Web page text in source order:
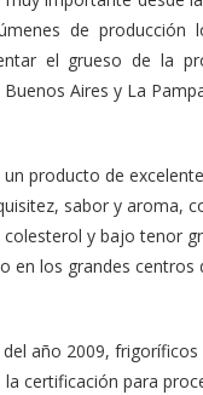
de producción
el grueso de la
Aires y La
un producto de
sabor y aroma,
y bajo tenor
en los grandes centros
año 2009, frigoríficos
certificación para